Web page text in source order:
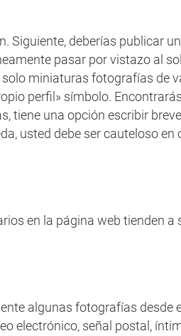
Siguiente, deberías publicar
pasar por vistazo al
miniaturas fotografías de
perfil» símbolo.
tiene una opción escribir
usted debe ser cauteloso en
en la página web tienden a
algunas fotografías
electrónico, señal postal,